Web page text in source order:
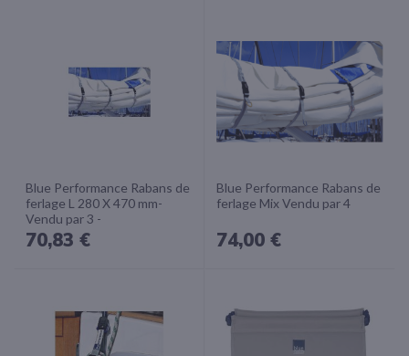
Blue Performance Rabans de
ferlage L 280 X 470 mm-
Vendu par 3 -
70,83 €
Blue Performance Rabans de
ferlage Mix Vendu par 4
74,00 €